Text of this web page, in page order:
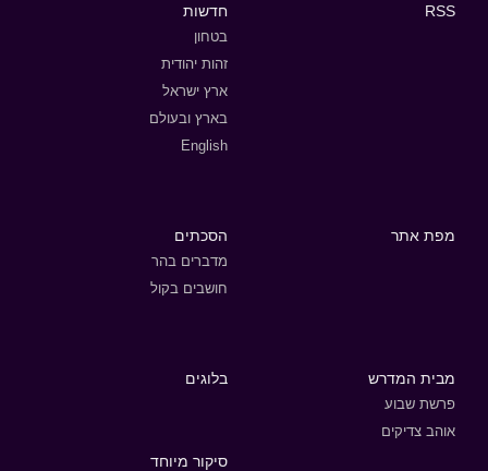
RSS חדשות
בטחון
זהות יהודית
ארץ ישראל
בארץ ובעולם
English
מפת אתר הסכתים
מדברים בהר
חושבים בקול
מבית המדרש
פרשת שבוע
אוהב צדיקים
בלוגים
סיקור מיוחד